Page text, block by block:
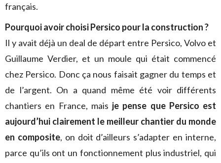
français.
Pourquoi avoir choisi Persico pour la construction ?
Il y avait déjà un deal de départ entre Persico, Volvo et
Guillaume Verdier, et un moule qui était commencé
chez Persico. Donc ça nous faisait gagner du temps et
de l’argent. On a quand même été voir différents
chantiers en France, mais je pense que Persico est
aujourd’hui clairement le meilleur chantier du monde
en composite, on doit d’ailleurs s’adapter en interne,
parce qu’ils ont un fonctionnement plus industriel, qui